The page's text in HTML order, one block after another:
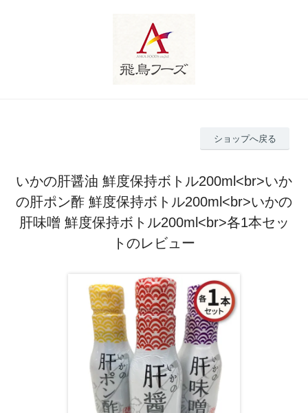
ショップへ戻る
いかの肝醤油 鮮度保持ボトル200ml<br>いか
の肝ポン酢 鮮度保持ボトル200ml<br>いかの
肝味噌 鮮度保持ボトル200ml<br>各1本セッ
トのレビュー